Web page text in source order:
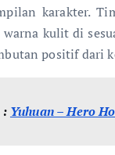
karakter.
kulit di
positif dari
: Yuhuan – Hero